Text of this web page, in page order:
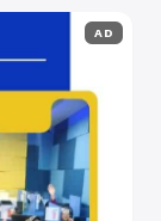
AD